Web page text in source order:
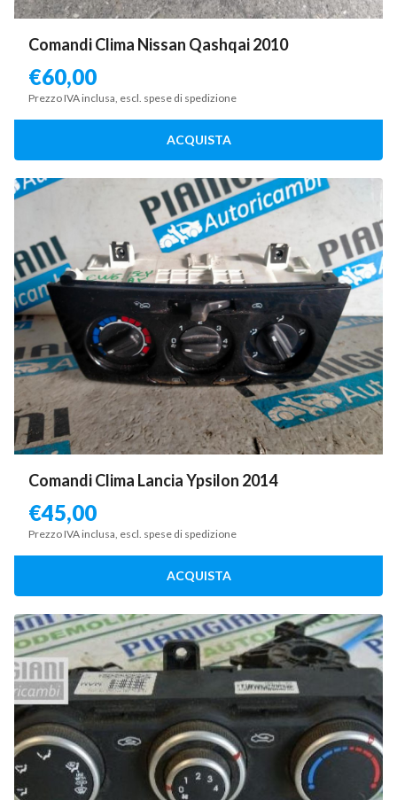
Comandi Clima Nissan Qashqai 2010
€60,00
Prezzo IVA inclusa, escl. spese di spedizione
ACQUISTA
Comandi Clima Lancia Ypsilon 2014
€45,00
Prezzo IVA inclusa, escl. spese di spedizione
ACQUISTA